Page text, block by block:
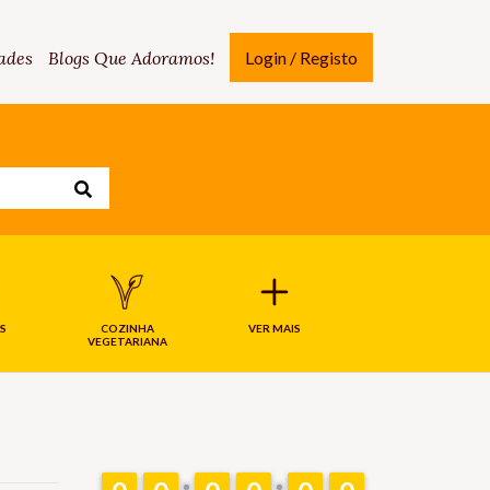
Blogs Que Adoramos! Login / Registo
COZINHA
VEGETARIANA
VER MAIS